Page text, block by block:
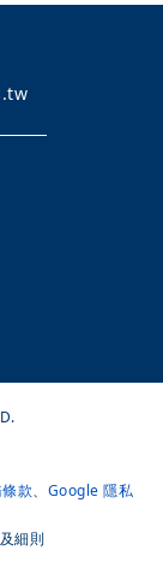
款、 Google 隱私
細則